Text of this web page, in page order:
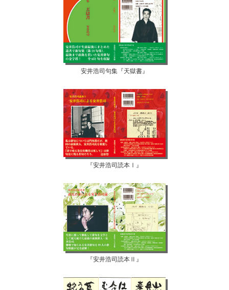
安井浩司句集『天獄書』
『安井浩司読本Ⅰ』
『安井浩司読本Ⅱ』